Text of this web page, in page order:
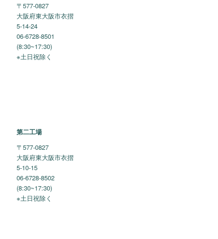
〒577-0827
大阪府東大阪市衣摺
5-14-24
06-6728-8501
(8:30~17:30)
※土日祝除く
第二工場
〒577-0827
大阪府東大阪市衣摺
5-10-15
06-6728-8502
(8:30~17:30)
※土日祝除く